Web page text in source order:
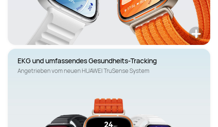
Angetrieben vom neuen HUAWEI TruSense System